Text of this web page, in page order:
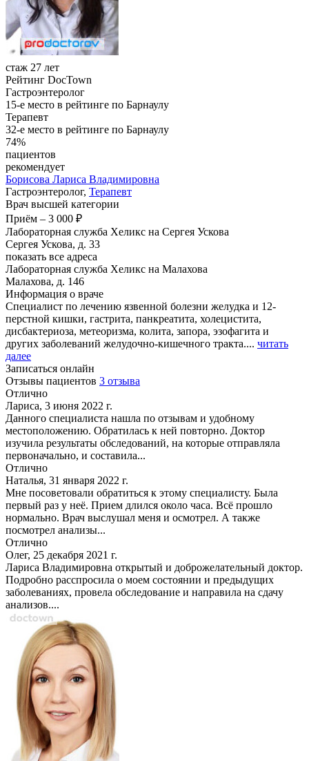
стаж 27 лет
Рейтинг DocTown
Гастроэнтеролог
15-е место в рейтинге по Барнаулу
Терапевт
32-е место в рейтинге по Барнаулу
74%
пациентов
рекомендует
Борисова Лариса Владимировна
Гастроэнтеролог, Терапевт
Врач высшей категории
Приём – 3 000 ₽
Лабораторная служба Хеликс на Сергея Ускова
Сергея Ускова, д. 33
показать все адреса
Лабораторная служба Хеликс на Малахова
Малахова, д. 146
Информация о враче
Специалист по лечению язвенной болезни желудка и 12-
перстной кишки, гастрита, панкреатита, холецистита,
дисбактериоза, метеоризма, колита, запора, эзофагита и
других заболеваний желудочно-кишечного тракта.... читать
далее
Записаться онлайн
Отзывы пациентов 3 отзыва
Отлично
Лариса, 3 июня 2022 г.
Данного специалиста нашла по отзывам и удобному
местоположению. Обратилась к ней повторно. Доктор
изучила результаты обследований, на которые отправляла
первоначально, и составила...
Отлично
Наталья, 31 января 2022 г.
Мне посоветовали обратиться к этому специалисту. Была
первый раз у неё. Прием длился около часа. Всё прошло
нормально. Врач выслушал меня и осмотрел. А также
посмотрел анализы...
Отлично
Олег, 25 декабря 2021 г.
Лариса Владимировна открытый и доброжелательный доктор.
Подробно расспросила о моем состоянии и предыдущих
заболеваниях, провела обследование и направила на сдачу
анализов....